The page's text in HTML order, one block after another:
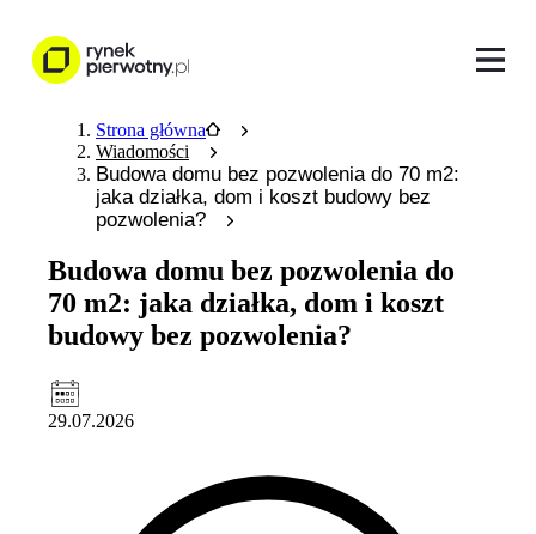
Strona główna
Wiadomości
Budowa domu bez pozwolenia do 70 m2:
jaka działka, dom i koszt budowy bez
pozwolenia?
Budowa domu bez pozwolenia do
70 m2: jaka działka, dom i koszt
budowy bez pozwolenia?
29.07.2026